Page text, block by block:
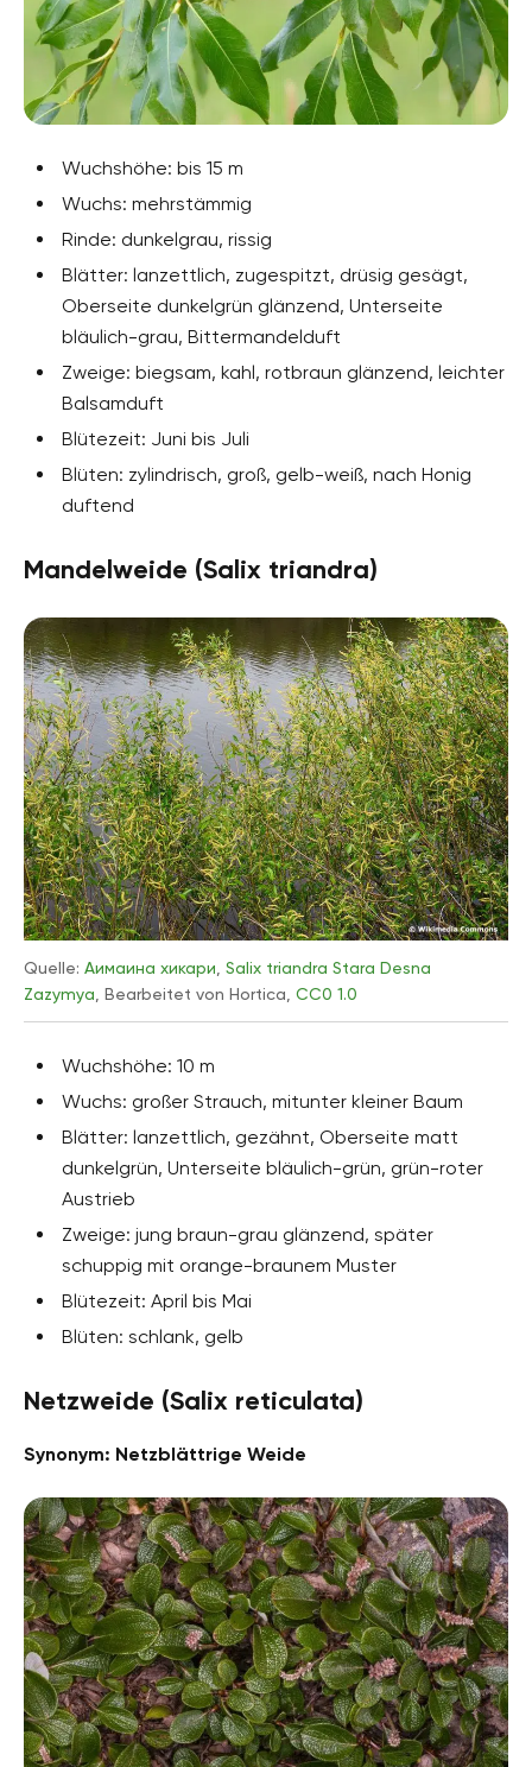
Wuchshöhe: bis 15 m
Wuchs: mehrstämmig
Rinde: dunkelgrau, rissig
Blätter: lanzettlich, zugespitzt, drüsig gesägt,
Oberseite dunkelgrün glänzend, Unterseite
bläulich-grau, Bittermandelduft
Zweige: biegsam, kahl, rotbraun glänzend, leichter
Balsamduft
Blütezeit: Juni bis Juli
Blüten: zylindrisch, groß, gelb-weiß, nach Honig
duftend
Mandelweide (Salix triandra)
Quelle: Аимаина хикари Salix triandra Stara Desna
Zazymya , Bearbeitet von Hortica, CC0 1.0
Wuchshöhe: 10 m
Wuchs: großer Strauch, mitunter kleiner Baum
Blätter: lanzettlich, gezähnt, Oberseite matt
dunkelgrün, Unterseite bläulich-grün, grün-roter
Austrieb
Zweige: jung braun-grau glänzend, später
schuppig mit orange-braunem Muster
Blütezeit: April bis Mai
Blüten: schlank, gelb
Netzweide (Salix reticulata)
Synonym: Netzblättrige Weide